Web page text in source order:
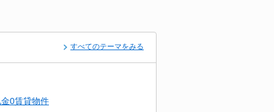
すべてのテーマをみる
0賃貸物件